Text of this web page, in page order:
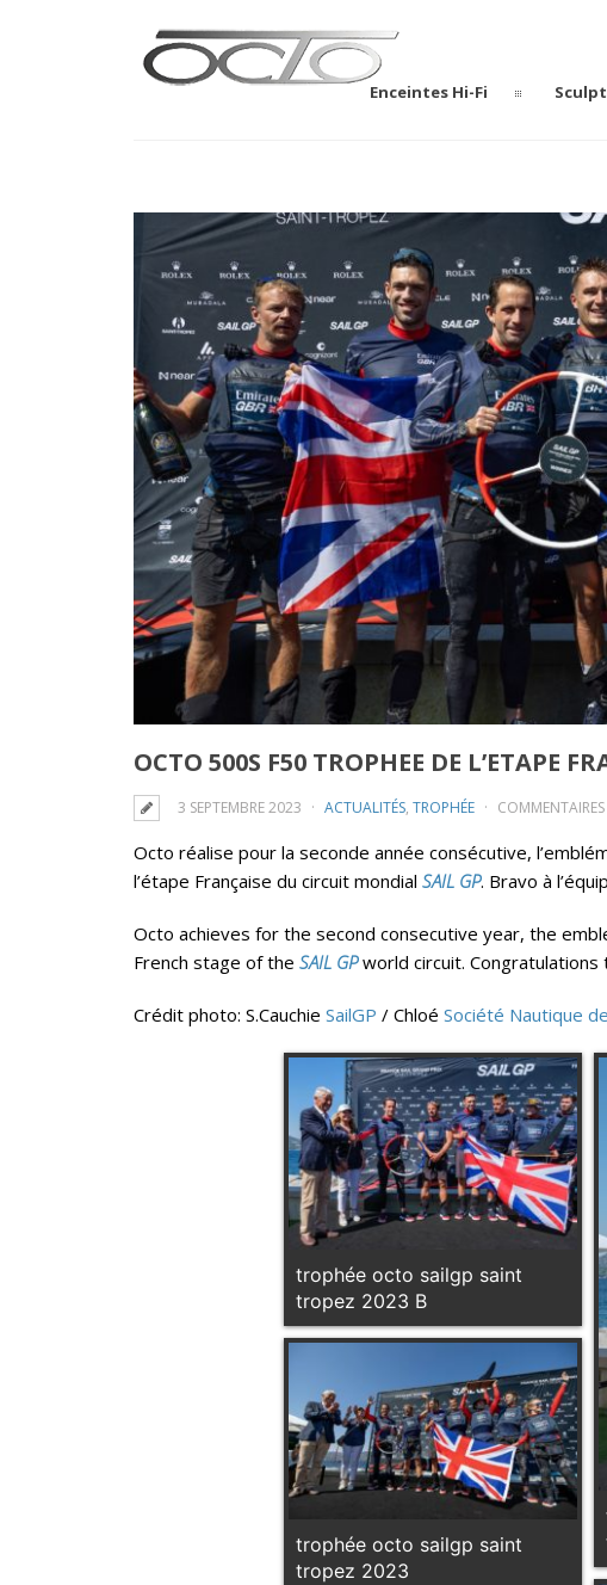
Enceintes Hi-Fi
OCTO 500S F50 TROPHEE DE L’ETAPE
3 SEPTEMBRE 2023 ACTUALITÉS, TROPHÉE COMMENTAIRES
Octo réalise pour la seconde année consécutive,
l’étape Française du circuit mondial SAIL GP. Bravo à
Octo achieves for the second consecutive year, the
French stage of the SAIL GP world circuit.
Crédit photo: S.Cauchie SailGP / Chloé Société Nautique
trophée octo sailgp saint
tropez 2023 B
trophée octo sailgp saint
tropez 2023